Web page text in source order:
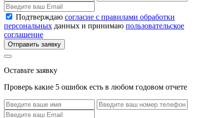
Подтверждаю согласие с правилами обработки
персональных данных и принимаю пользовательское
соглашение
Отправить заявку
Оставьте заявку
Проверь какие 5 ошибок есть в любом годовом отчете